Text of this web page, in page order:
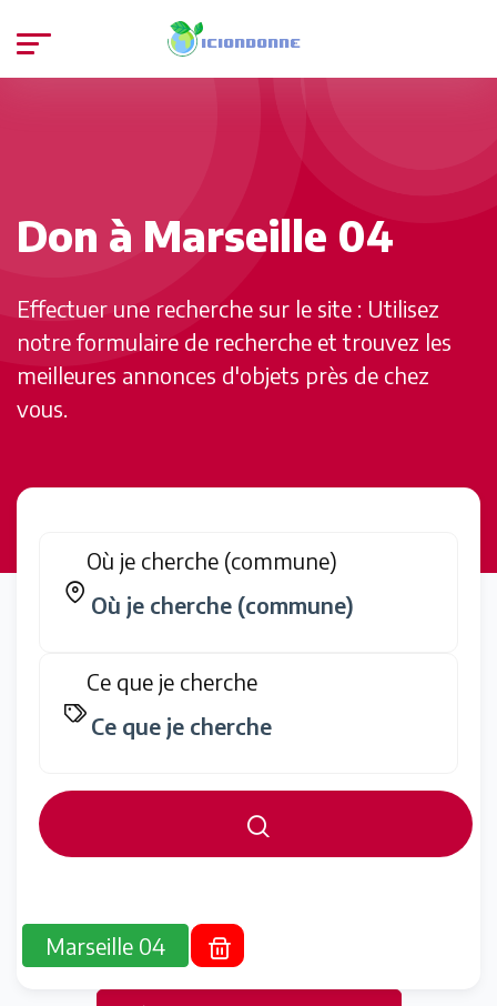
Don à Marseille 04
Effectuer une recherche sur le site : Utilisez
notre formulaire de recherche et trouvez les
meilleures annonces d'objets près de chez
vous.
Où je cherche (commune)
Ce que je cherche
Marseille 04